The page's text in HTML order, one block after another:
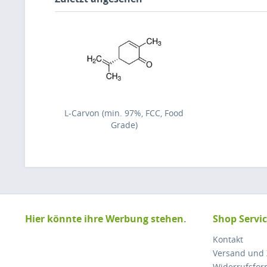
L-Carvon (min. 97%, FCC, Food
Grade)
Hier könnte ihre Werbung stehen. Shop
Kontakt
Versand